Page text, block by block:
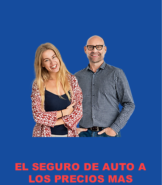
EL SEGURO DE AUTO A
LOS PRECIOS MAS